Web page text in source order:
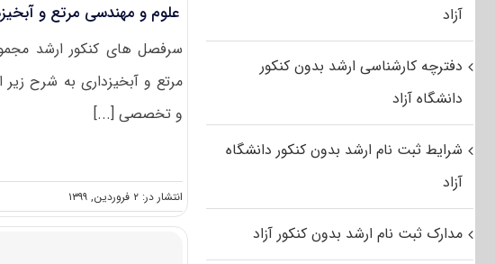
علوم و مهندسی مرتع و
سرفصل های کنکور ارشد
و تخصصی [...]
انتشار در: ۲ فروردین, ۱۳۹۹
آزاد
دفترچه کارشناسی ارشد بدون کنکور
دانشگاه آزاد
شرایط ثبت نام ارشد بدون کنکور دانشگاه
آزاد
مدارک ثبت نام ارشد بدون کنکور آزاد